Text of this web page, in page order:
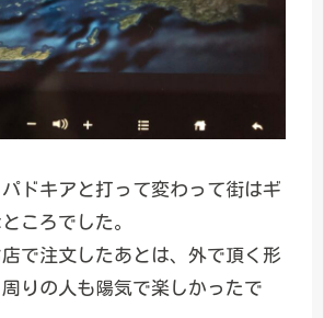
ドキアと打って変わって街はギ
ころでした。
で注文したあとは、外で頂く形
りの人も陽気で楽しかったで